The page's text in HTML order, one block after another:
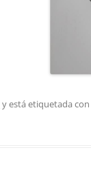
y está etiquetada con